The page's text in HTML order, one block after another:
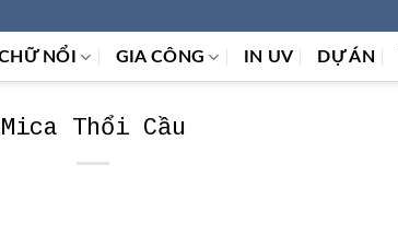
NỔI GIA CÔNG IN UV DỰ ÁN
Mica Thổi Cầu